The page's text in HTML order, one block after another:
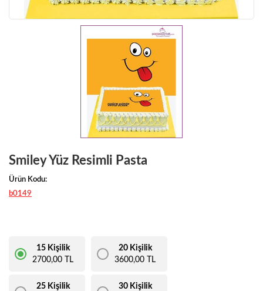
Smiley Yüz Resimli Pasta
Ürün Kodu:
b0149
15 Kişilik
2700,00 TL
20 Kişilik
3600,00 TL
25 Kişilik
30 Kişilik